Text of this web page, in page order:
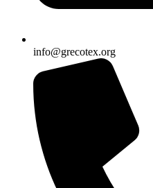
info@grecotex.org